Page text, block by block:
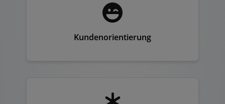
Kundenorientierung